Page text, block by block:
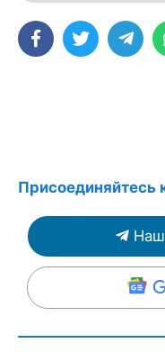
Присоединяйтесь
Наш